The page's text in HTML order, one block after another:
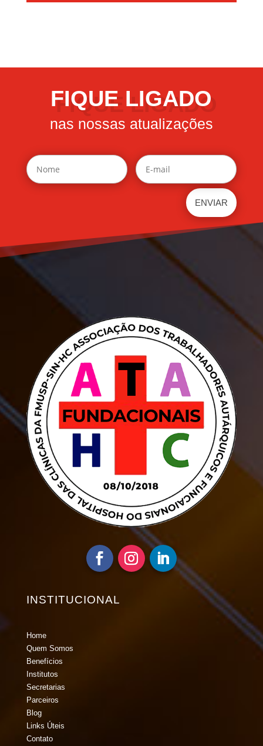
FIQUE LIGADO
nas nossas atualizações
INSTITUCIONAL
Home
Quem Somos
Benefícios
Institutos
Secretarias
Parceiros
Blog
Links Úteis
Contato